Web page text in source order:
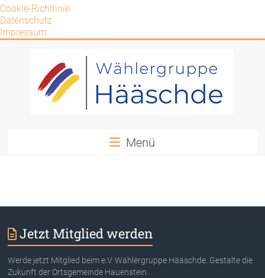
Cookie-Richtlinie
Datenschutz
Impressum
Wählergruppe
Menü
Jetzt Mitglied werden
Werde jetzt Mitglied beim e.V. Wählergruppe Hääschde. Gestalte die
Zukunft der Ortsgemeinde Hauenstein.